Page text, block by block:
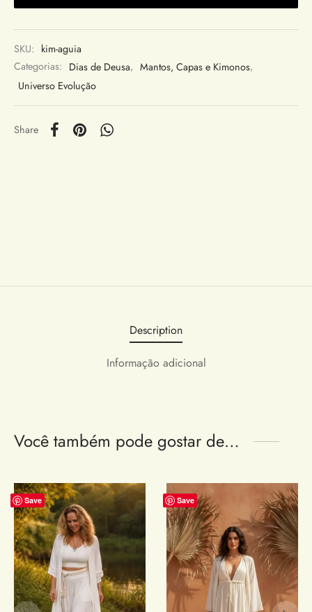
SKU: kim-aguia
Categorias: Dias de Deusa, Mantos, Capas e Kimonos,
Universo Evolução
Share
Description
Informação adicional
Você também pode gostar de…
Save Save